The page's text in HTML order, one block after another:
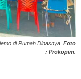
di Rumah Dinasnya. Foto
: Prokopim.